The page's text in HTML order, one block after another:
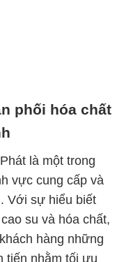
phối hóa chất
là một trong
vực cung cấp và
Với sự hiểu biết
su và hóa chất,
hàng những
tiến nhằm tối ưu